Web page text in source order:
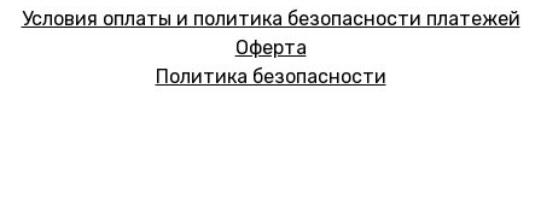
Условия оплаты и политика безопасности платежей
Оферта
Политика безопасности